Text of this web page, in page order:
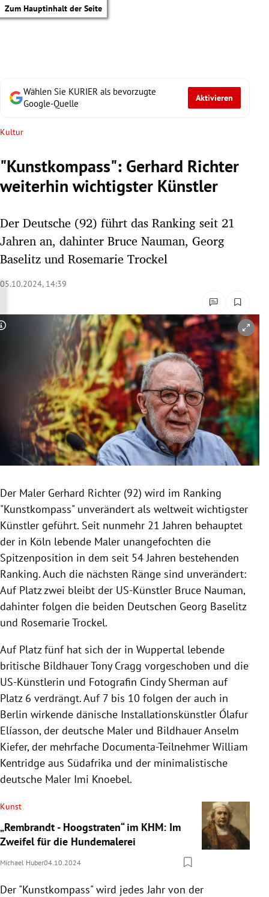
Zum Hauptinhalt der Seite
Untermenü
Untermenü
Untermenü
Untermenü
Untermenü
Untermenü
Untermenü
Untermenü
Wählen Sie KURIER als bevorzugte
Google-Quelle
Aktivieren
Kultur
"Kunstkompass": Gerhard Richter
weiterhin wichtigster Künstler
Der Deutsche (92) führt das Ranking seit 21
Jahren an, dahinter Bruce Nauman, Georg
Baselitz und Rosemarie Trockel
05.10.2024, 14:39
Copyright-Hinweis öffnen/schließen
Der Maler Gerhard Richter (92) wird im Ranking
"Kunstkompass" unverändert als weltweit wichtigster
Künstler geführt. Seit nunmehr 21 Jahren behauptet
der in Köln lebende Maler unangefochten die
Spitzenposition in dem seit 54 Jahren bestehenden
Ranking. Auch die nächsten Ränge sind unverändert:
Auf Platz zwei bleibt der US-Künstler Bruce Nauman,
dahinter folgen die beiden Deutschen Georg Baselitz
und Rosemarie Trockel.
Auf Platz fünf hat sich der in Wuppertal lebende
britische Bildhauer Tony Cragg vorgeschoben und die
US-Künstlerin und Fotografin Cindy Sherman auf
Platz 6 verdrängt. Auf 7 bis 10 folgen der auch in
Berlin wirkende dänische Installationskünstler Ólafur
Elíasson, der deutsche Maler und Bildhauer Anselm
Kiefer, der mehrfache Documenta-Teilnehmer William
Kentridge aus Südafrika und der minimalistische
deutsche Maler Imi Knoebel.
Kunst
„Rembrandt - Hoogstraten“ im KHM: Im
Zweifel für die Hundemalerei
Michael Huber04.10.2024
Der "Kunstkompass" wird jedes Jahr von der